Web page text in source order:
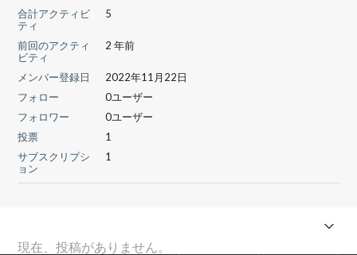
合計アクティビ
ティ
5
前回のアクティ
ビティ
2 年前
メンバー登録日
2022年11月22日
フォロー
0ユーザー
フォロワー
0ユーザー
投票
1
サブスクリプシ
ョン
1
現在、投稿がありません。